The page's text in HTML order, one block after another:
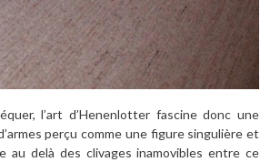
l’art d’Henenlotter fascine donc une
perçu comme une figure singulière et
au delà des clivages inamovibles entre ce